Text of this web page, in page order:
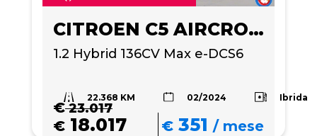
CITROEN C5 AIRCROSS
1.2 Hybrid 136CV Max e-DCS6
22.368 KM 02/2024 Ibrida
€23.017
€ 18.017 € 351 /mese